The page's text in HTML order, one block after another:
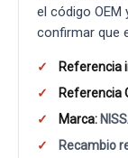
el código
confirmar que
Referencia
Referencia
Marca:
Recambio